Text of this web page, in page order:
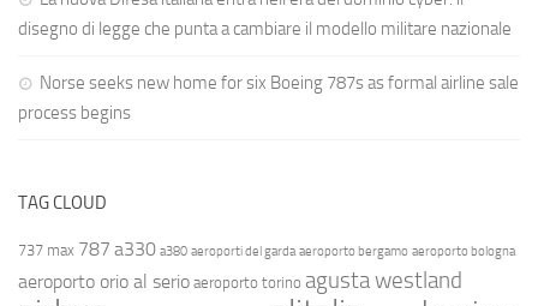
disegno di legge che punta a cambiare il modello militare nazionale
Norse seeks new home for six Boeing 787s as formal airline sale
process begins
TAG CLOUD
737 max 787 a330 a380 aeroporti del garda aeroporto bergamo aeroporto bologna
aeroporto orio al serio aeroporto torino agusta westland